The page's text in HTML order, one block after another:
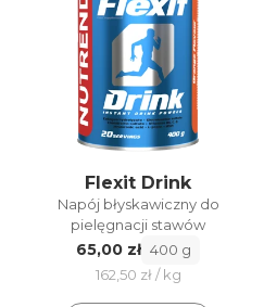
Flexit Drink
Napój błyskawiczny do
pielęgnacji stawów
65,00 zł 400 g
162,50 zł / kg